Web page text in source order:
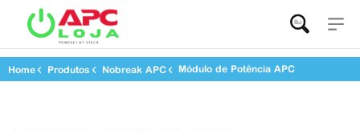
Buscar...
Home Produtos Nobreak APC Módulo de Potência APC